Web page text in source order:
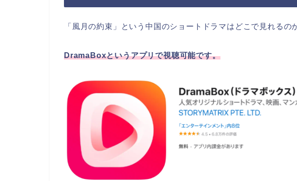
「風月の約束」という中国のショートドラマはどこで見れるの
DramaBoxというアプリで視聴可能です。